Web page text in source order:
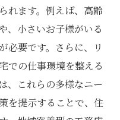
れます。例えば、高齢
、小さいお子様がいる
必要です。さらに、リ
での仕事環境を整える
、これらの多様なニー
を提示することで、住